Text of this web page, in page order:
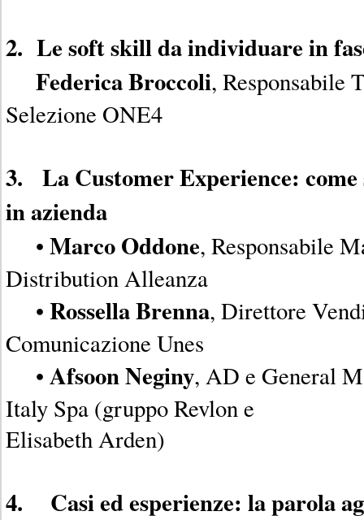
2. Le soft skill da individuare in
Federica Broccoli, Responsabile
Selezione ONE4
3. La Customer Experience:
in azienda
• Marco Oddone, Responsabile
Distribution Alleanza
• Rossella Brenna, Direttore
Comunicazione Unes
• Afsoon Neginy, AD e General
Italy Spa (gruppo Revlon e
Elisabeth Arden)
4. Casi ed esperienze: la parola